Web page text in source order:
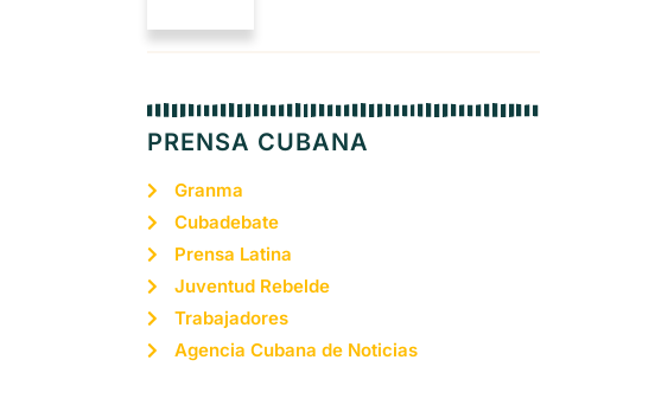
PRENSA CUBANA
Granma
Cubadebate
Prensa Latina
Juventud Rebelde
Trabajadores
Agencia Cubana de Noticias